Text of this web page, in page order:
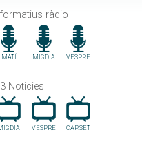
ràdio
MATÍ MIGDIA VESPRE
Noticies
VESPRE CAP.SET